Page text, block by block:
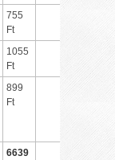
755
Ft
1055
Ft
899
Ft
6639